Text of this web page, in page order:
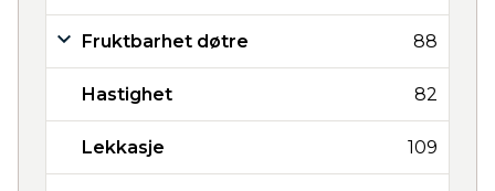
Fruktbarhet døtre 88
Hastighet 82
Lekkasje 109